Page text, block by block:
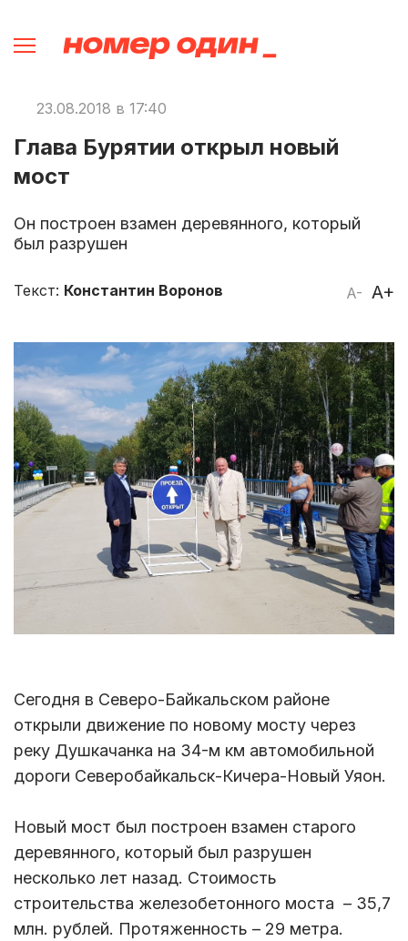
23.08.2018 в 17:40
Глава Бурятии открыл новый
мост
Он построен взамен деревянного, который
был разрушен
A- A+
Текст: Константин Воронов
Сегодня в Северо-Байкальском районе
открыли движение по новому мосту через
реку Душкачанка на 34-м км автомобильной
дороги Северобайкальск-Кичера-Новый Уяон.
Новый мост был построен взамен старого
деревянного, который был разрушен
несколько лет назад. Стоимость
строительства железобетонного моста – 35,7
млн. рублей. Протяженность – 29 метра.